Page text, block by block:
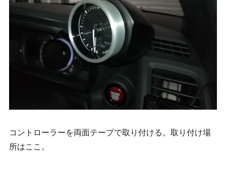
コントローラーを両面テープで取り付ける。取り付け場
所はここ。